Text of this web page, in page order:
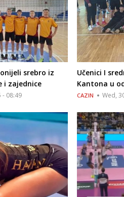
srebro iz
i zajednice
- 08:49
Učenici I
Kantona u
CAZIN Wed,